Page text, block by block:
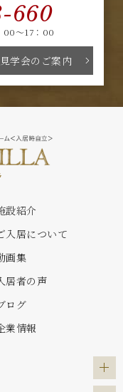
660
00～17：00
見学会のご案内
設紹介
入居について
画集
居者の声
ログ
業情報